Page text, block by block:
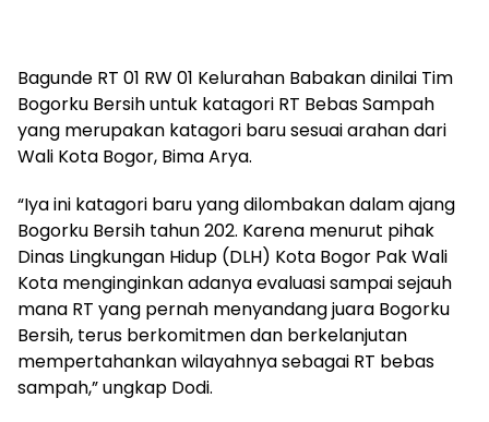
Bagunde RT 01 RW 01 Kelurahan Babakan dinilai Tim
Bogorku Bersih untuk katagori RT Bebas Sampah
yang merupakan katagori baru sesuai arahan dari
Wali Kota Bogor, Bima Arya.
“Iya ini katagori baru yang dilombakan dalam ajang
Bogorku Bersih tahun 202. Karena menurut pihak
Dinas Lingkungan Hidup (DLH) Kota Bogor Pak Wali
Kota menginginkan adanya evaluasi sampai sejauh
mana RT yang pernah menyandang juara Bogorku
Bersih, terus berkomitmen dan berkelanjutan
mempertahankan wilayahnya sebagai RT bebas
sampah,” ungkap Dodi.